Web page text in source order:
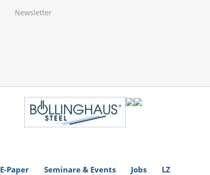
Newsletter
E-Paper Seminare & Events Jobs LZ